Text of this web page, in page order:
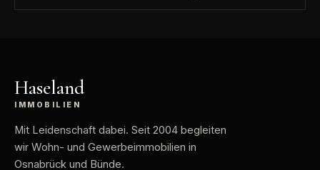
Haseland
IMMOBILIEN
Mit Leidenschaft dabei. Seit 2004 begleiten
wir Wohn- und Gewerbeimmobilien in
Osnabrück und Bünde.